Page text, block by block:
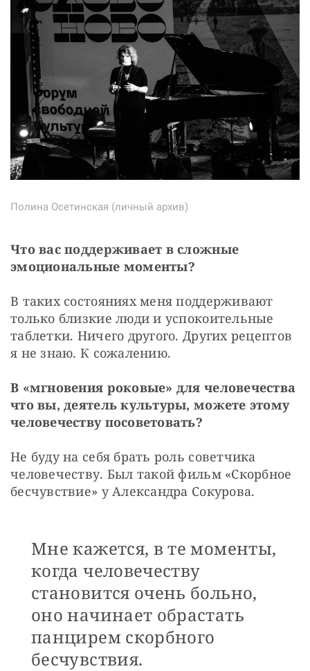
Полина Осетинская (личный архив)
Что вас поддерживает в сложные
эмоциональные моменты?
В таких состояниях меня поддерживают
только близкие люди и успокоительные
таблетки. Ничего другого. Других рецептов
я не знаю. К сожалению.
В «мгновения роковые» для человечества
что вы, деятель культуры, можете этому
человечеству посоветовать?
Не буду на себя брать роль советчика
человечеству. Был такой фильм «Скорбное
бесчувствие» у Александра Сокурова.
Мне кажется, в те моменты,
когда человечеству
становится очень больно,
оно начинает обрастать
панцирем скорбного
бесчувствия.